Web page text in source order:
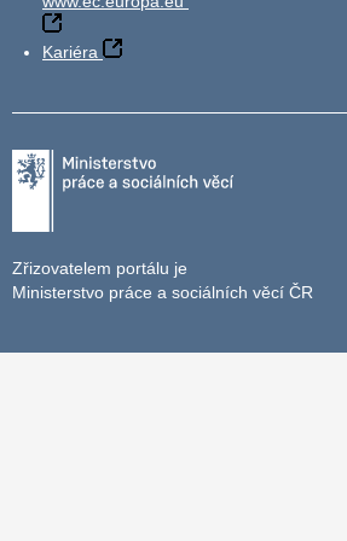
Kariéra
Zřizovatelem portálu je
Ministerstvo práce a sociálních věcí ČR